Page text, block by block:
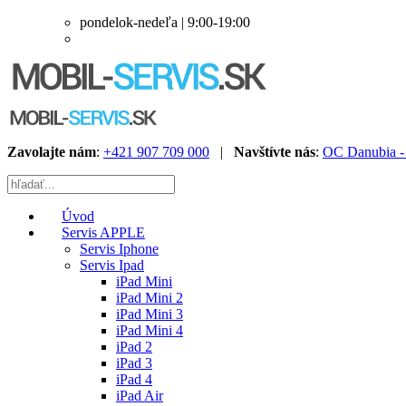
pondelok-nedeľa | 9:00-19:00
Zavolajte nám: +421 907 709 000 | Navštívte nás: OC Danubia -
Úvod
Servis APPLE
Servis Iphone
Servis Ipad
iPad Mini
iPad Mini 2
iPad Mini 3
iPad Mini 4
iPad 2
iPad 3
iPad 4
iPad Air